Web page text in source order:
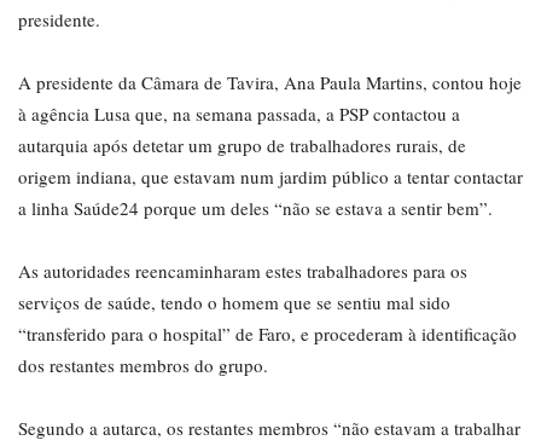
presidente.
A presidente da Câmara de Tavira, Ana Paula Martins, contou hoje
à agência Lusa que, na semana passada, a PSP contactou a
autarquia após detetar um grupo de trabalhadores rurais, de
origem indiana, que estavam num jardim público a tentar contactar
a linha Saúde24 porque um deles “não se estava a sentir bem”.
As autoridades reencaminharam estes trabalhadores para os
serviços de saúde, tendo o homem que se sentiu mal sido
“transferido para o hospital” de Faro, e procederam à identificação
dos restantes membros do grupo.
Segundo a autarca, os restantes membros “não estavam a trabalhar